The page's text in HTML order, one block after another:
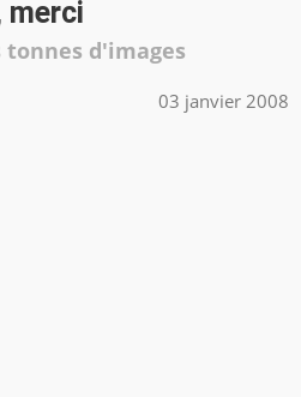
merci
tonnes d'images
03 janvier 2008